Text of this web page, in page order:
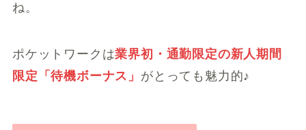
ね。
ポケットワークは業界初・通勤限定の新人期間
限定「待機ボーナス」 がとっても魅力的♪